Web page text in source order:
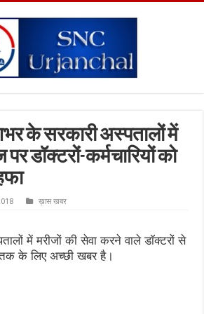
के सरकारी अस्पतालों में
डॉक्टरों-कर्मचारियों को
ख़ास खबर
में मरीजों की सेवा करने वाले डॉक्टरों से
तक के लिए अच्छी खबर है।